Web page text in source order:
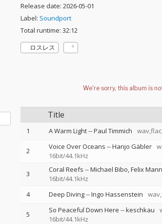
Release date: 2026-05-01
Label: Soundport
Total runtime: 32:12
ロスレス
Title
1 A Warm Light--Paul Timmich
2 Voice Over Oceans --Hanjo Gäbler
16bit/44.1kHz
3 Coral Reefs --Michael Bibo Felix
16bit/44.1kHz
4 Deep Diving--Ingo Hassenstein
5 So Peaceful Down Here --keschkau
16bit/44.1kHz